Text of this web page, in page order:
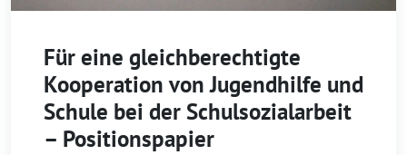
Für eine gleichberechtigte
Kooperation von Jugendhilfe und
Schule bei der Schulsozialarbeit
– Positionspapier